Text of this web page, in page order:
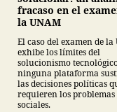
fracaso en el
la UNAM
El caso del examen de la
exhibe los límites del
solucionismo
ninguna plataforma
las decisiones políticas
requieren los problemas
sociales.